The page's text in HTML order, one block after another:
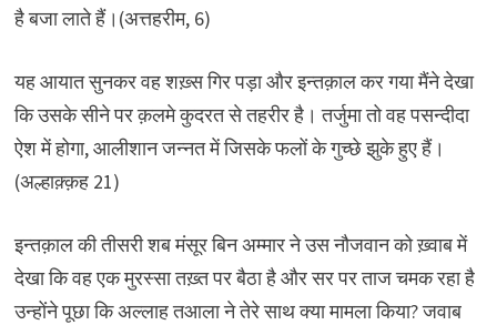
है बजा लाते हैं।(अत्तहरीम, 6)
यह आयात सुनकर वह शख़्स गिर पड़ा और इन्तक़ाल कर गया मैंने देखा
कि उसके सीने पर क़लमे कुदरत से तहरीर है। तर्जुमा तो वह पसन्दीदा
ऐश में होगा, आलीशान जन्नत में जिसके फलों के गुच्छे झुके हुए हैं।
(अल्हाक़्क़ह 21)
इन्तक़ाल की तीसरी शब मंसूर बिन अम्मार ने उस नौजवान को ख़्वाब में
देखा कि वह एक मुरस्सा तख़्त पर बैठा है और सर पर ताज चमक रहा है
उन्होंने पूछा कि अल्लाह तआला ने तेरे साथ क्या मामला किया? जवाब